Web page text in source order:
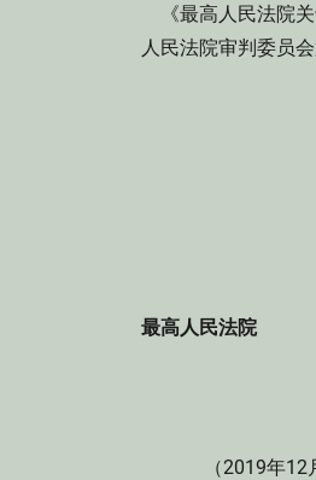
《最高人民法院关
人民法院审判委员
最高人民法院
（2019年